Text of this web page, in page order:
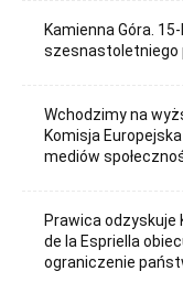
Kamienna Góra.
szesnastoletniego
Wchodzimy na
Komisja
mediów
Prawica odzyskuje
de la Espriella
ograniczenie